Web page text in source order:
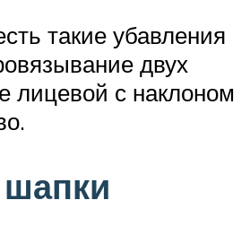
такие убавления
двух
лицевой с наклоном